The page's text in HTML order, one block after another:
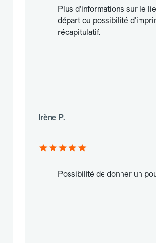
Plus d'informations sur le
départ ou possibilité
récapitulatif.
Irène P.
Possibilité de donner un